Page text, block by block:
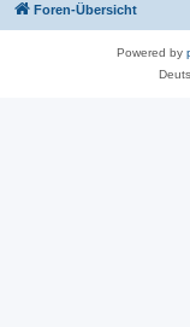
Foren-Übersicht
Powered by